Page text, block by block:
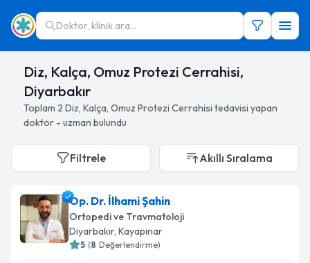
Doktor, klinik ara...
Diz, Kalça, Omuz Protezi Cerrahisi,
Diyarbakır
Toplam 2 Diz, Kalça, Omuz Protezi Cerrahisi tedavisi yapan
doktor - uzman bulundu
Filtrele Akıllı Sıralama
Op. Dr. İlhami Şahin
Ortopedi ve Travmatoloji
Diyarbakır, Kayapınar
5 (8 Değerlendirme)